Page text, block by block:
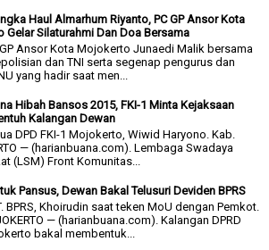
Haul Almarhum Riyanto, PC GP Ansor Kota
Gelar Silaturahmi Dan Doa Bersama
Ansor Kota Mojokerto Junaedi Malik bersama
dan TNI serta segenap pengurus dan
yang hadir saat men...
Hibah Bansos 2015, FKI-1 Minta Kejaksaan
Kalangan Dewan
FKI-1 Mojokerto, Wiwid Haryono. Kab.
— (harianbuana.com). Lembaga Swadaya
(LSM) Front Komunitas...
Pansus, Dewan Bakal Telusuri Deviden BPRS
BPRS, Khoirudin saat teken MoU dengan Pemkot.
— (harianbuana.com). Kalangan DPRD
bakal membentuk...